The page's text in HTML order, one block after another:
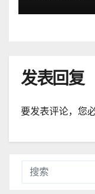
发表回复
要发表评论，您